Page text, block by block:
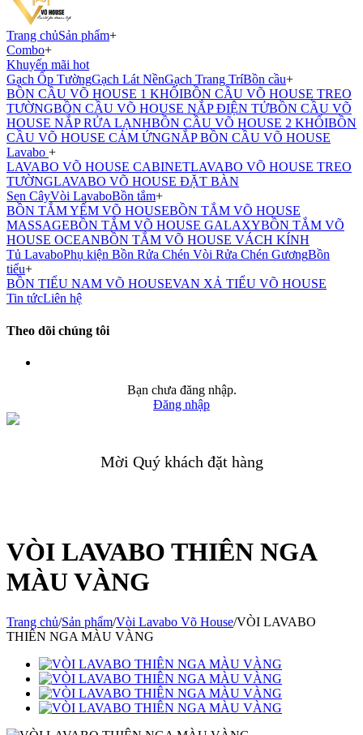
Trang chủSản phẩm+
Combo+
Khuyến mãi hot
Gạch Ốp TườngGạch Lát NềnGạch Trang TríBồn cầu+
BỒN CẦU VÕ HOUSE 1 KHỐIBỒN CẦU VÕ HOUSE TREO
TƯỜNGBỒN CẦU VÕ HOUSE NẮP ĐIỆN TỬBỒN CẦU VÕ
HOUSE NẮP RỬA LẠNHBỒN CẦU VÕ HOUSE 2 KHỐIBỒN
CẦU VÕ HOUSE CẢM ỨNGNẮP BỒN CẦU VÕ HOUSE
Lavabo +
LAVABO VÕ HOUSE CABINETLAVABO VÕ HOUSE TREO
TƯỜNGLAVABO VÕ HOUSE ĐẶT BÀN
Sen CâyVòi LavaboBồn tắm+
BỒN TẮM YẾM VÕ HOUSEBỒN TẮM VÕ HOUSE
MASSAGEBỒN TẮM VÕ HOUSE GALAXYBỒN TẮM VÕ
HOUSE OCEANBỒN TẮM VÕ HOUSE VÁCH KÍNH
Tủ LavaboPhụ kiện Bồn Rửa Chén Vòi Rửa Chén GươngBồn
tiểu+
BỒN TIỂU NAM VÕ HOUSEVAN XẢ TIỂU VÕ HOUSE
Tin tứcLiên hệ
Theo dõi chúng tôi
Bạn chưa đăng nhập.
Đăng nhập
Mời Quý khách đặt hàng
VÒI LAVABO THIÊN NGA
MÀU VÀNG
Trang chủ/Sản phẩm/Vòi Lavabo Võ House/VÒI LAVABO
THIÊN NGA MÀU VÀNG